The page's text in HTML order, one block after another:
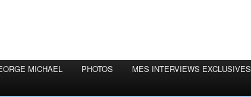
MICHAEL PHOTOS MES INTERVIEWS EXCLUSIVES